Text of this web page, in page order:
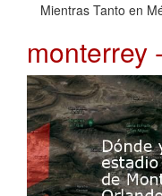
Mientras Tanto en
monterrey